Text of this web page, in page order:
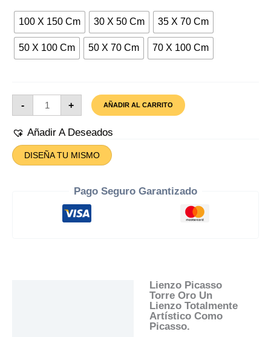
100 X 150 Cm 30 X 50 Cm 35 X 70 Cm
50 X 100 Cm 50 X 70 Cm 70 X 100 Cm
-
Lienzo
Picasso
Oro
+ AÑADIR AL CARRITO
Añadir A Deseados
DISEÑA TU MISMO
Pago Seguro Garantizado
Lienzo Picasso
Torre Oro Un
Lienzo Totalmente
Artístico Como
Picasso.